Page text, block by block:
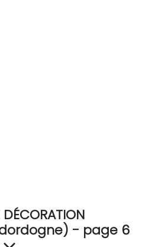
DÉCORATION
- page 6